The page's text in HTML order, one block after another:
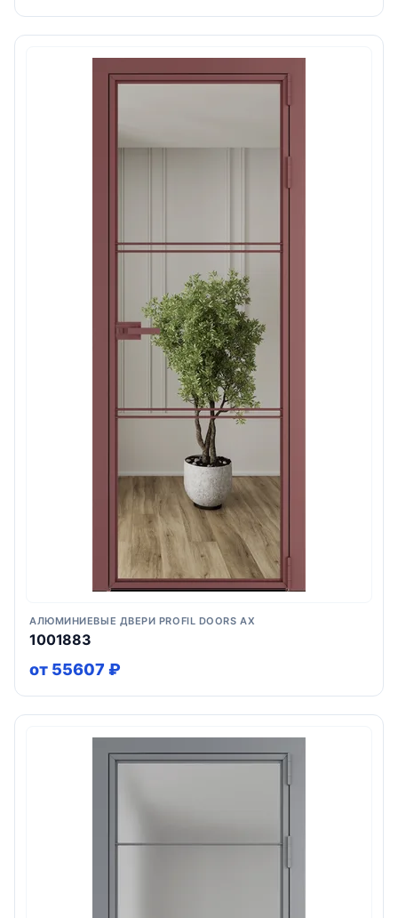
АЛЮМИНИЕВЫЕ ДВЕРИ PROFIL DOORS AX
1001883
от 55607 ₽